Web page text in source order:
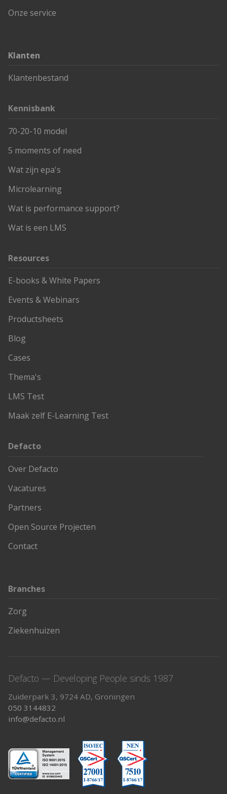
Onze service
Klanten
Klantenbestand
Kennisbank
70-20-10 model
5 moments of need
Wat zijn epa's
Microlearning
Wat is performance support?
Wat is een LMS
Resources
E-books & White Papers
Events & Webinars
Productsheets
Blog
Cases
Thema's
LMS Test
Maak zelf E-Learning Test
Defacto
Over Defacto
Vacatures
Partners
Open Source Projecten
Contact
Branches
Zorg
Ziekenhuizen
Defacto — Developing People sinds 1987
Zuiderpark 3, 9724 AD, Groningen
050 3144832
info@defacto.nl